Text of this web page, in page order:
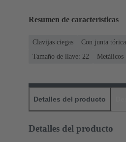
Resumen de características
Clavijas ciegas Con junta tórica
Tamaño de llave: 22
Metálicos
Detalles del producto
Detalles del producto